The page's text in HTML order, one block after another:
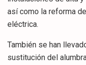
así como la reforma
eléctrica.
También se han
sustitución del